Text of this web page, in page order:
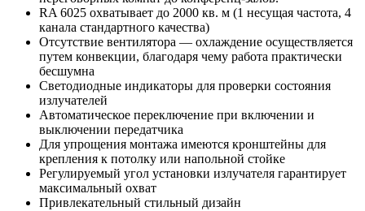
RA 6025 охватывает до 2000 кв. м (1 несущая частота, 4
канала стандартного качества)
Отсутствие вентилятора — охлаждение осуществляется
путем конвекции, благодаря чему работа практически
бесшумна
Светодиодные индикаторы для проверки состояния
излучателей
Автоматическое переключение при включении и
выключении передатчика
Для упрощения монтажа имеются кронштейны для
крепления к потолку или напольной стойке
Регулируемый угол установки излучателя гарантирует
максимальный охват
Привлекательный стильный дизайн